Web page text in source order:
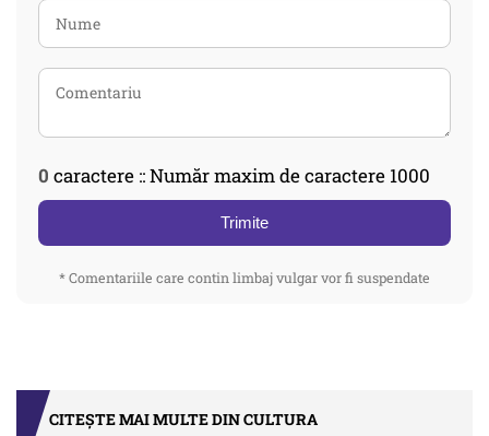
0 caractere :: Număr maxim de caractere 1000
Trimite
* Comentariile care contin limbaj vulgar vor fi suspendate
CITEȘTE MAI MULTE DIN CULTURA